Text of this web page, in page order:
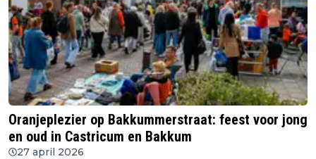
Oranjeplezier op Bakkummerstraat: feest voor jong
en oud in Castricum en Bakkum
27 april 2026